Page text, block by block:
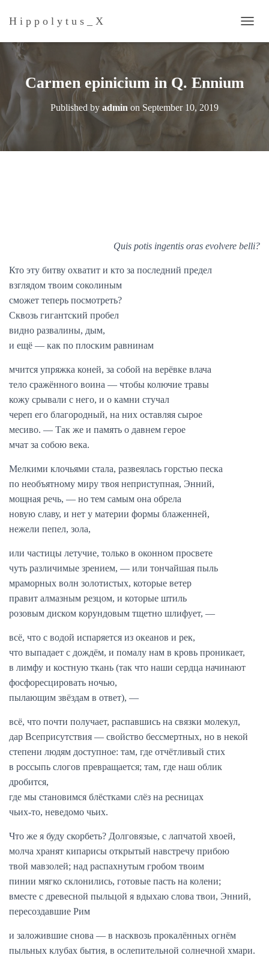
H i p p o l y t u s _ Х
O
Carmen epinicium in Q. Ennium
Published by admin onSeptember 10, 2019
Quis potis ingentis oras evolvere belli?
Кто эту битву охватит и кто за последний предел
взглядом твоим соколиным
сможет теперь посмотреть?
Сквозь гигантский пробел
видно развалины, дым,
и ещё — как по плоским равнинам
мчится упряжка коней, за собой на верёвке влача
тело сражённого воина — чтобы колючие травы
кожу срывали с него, и о камни стучал
череп его благородный, на них оставляя сырое
месиво. — Так же и память о давнем герое
мчат за собою века.
Мелкими клочьями стала, развеялась горстью песка
по необъятному миру твоя неприступная, Энний,
мощная речь, — но тем самым она обрела
новую славу, и нет у материи формы блаженней,
нежели пепел, зола,
или частицы летучие, только в оконном просвете
чуть различимые зрением, — или тончайшая пыль
мраморных волн золотистых, которые ветер
правит алмазным резцом, и которые штиль
розовым диском корундовым тщетно шлифует, —
всё, что с водой испаряется из океанов и рек,
что выпадает с дождём, и помалу нам в кровь проникает,
в лимфу и костную ткань (так что наши сердца начинают
фосфоресцировать ночью,
пылающим звёздам в ответ), —
всё, что почти получает, распавшись на связки молекул,
дар Всеприсутствия — свойство бессмертных, но в некой
степени людям доступное: там, где отчётливый стих
в россыпь слогов превращается; там, где наш облик
дробится,
где мы становимся блёстками слёз на ресницах
чьих-то, неведомо чьих.
Что же я буду скорбеть? Долговязые, с лапчатой хвоей,
молча хранят кипарисы открытый навстречу прибою
твой мавзолей; над распахнутым гробом твоим
пинии мягко склонились, готовые пасть на колени;
вместе с древесной пыльцой я вдыхаю слова твои, Энний,
пересоздавшие Рим
и заложившие снова — в насквозь прокалённых огнём
пыльных клубах бытия, в ослепительной солнечной хмари.